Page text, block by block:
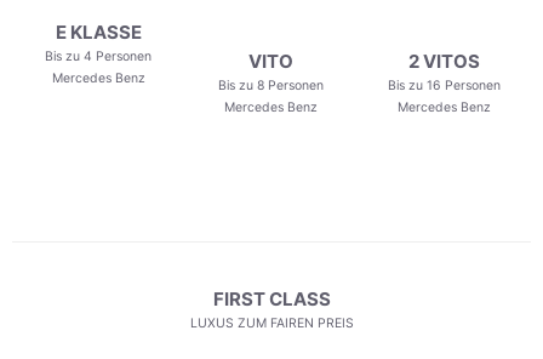
E KLASSE
Bis zu 4 Personen
Mercedes Benz
VITO
Bis zu 8 Personen
Mercedes Benz
2 VITOS
Bis zu 16 Personen
Mercedes Benz
FIRST CLASS
LUXUS ZUM FAIREN PREIS